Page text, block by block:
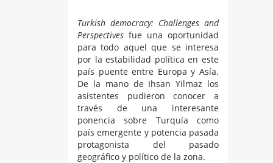
Turkish democracy: Challenges and
Perspectives fue una oportunidad
para todo aquel que se interesa
por la estabilidad política en este
país puente entre Europa y Asía.
De la mano de Ihsan Yilmaz los
asistentes pudieron conocer a
través de una interesante
ponencia sobre Turquía como
país emergente y potencia pasada
protagonista del pasado
geográfico y político de la zona.